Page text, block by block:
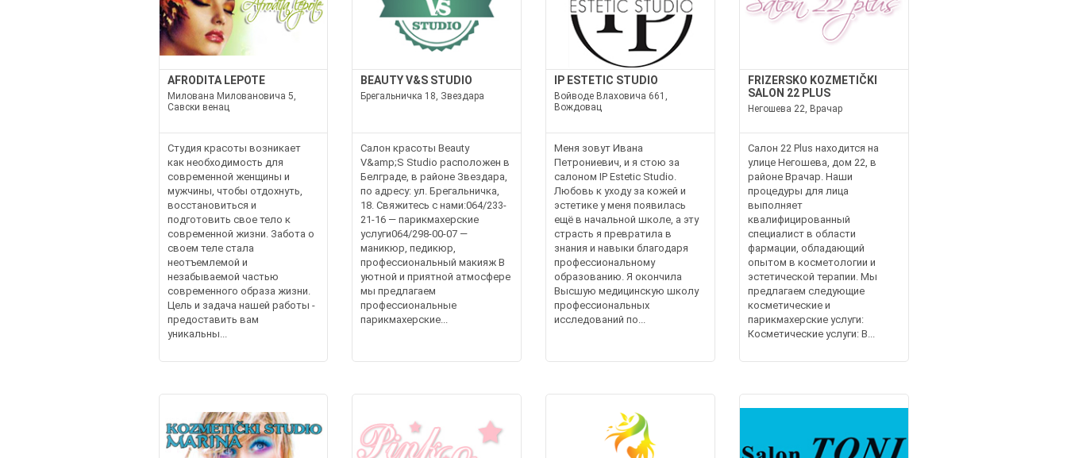
AFRODITA LEPOTE
Милована Миловановича 5,
Савски венац
Студия красоты возникает
как необходимость для
современной женщины и
мужчины, чтобы отдохнуть,
восстановиться и
подготовить свое тело к
современной жизни. Забота о
своем теле стала
неотъемлемой и
незабываемой частью
современного образа жизни.
Цель и задача нашей работы -
предоставить вам
уникальны...
BEAUTY V&S STUDIO
Брегальничка 18, Звездара
Салон красоты Beauty
V&amp;S Studio расположен в
Белграде, в районе Звездара,
по адресу: ул. Брегальничка,
18. Свяжитесь с нами:064/233-
21-16 — парикмахерские
услуги064/298-00-07 —
маникюр, педикюр,
профессиональный макияж В
уютной и приятной атмосфере
мы предлагаем
профессиональные
парикмахерские...
IP ESTETIC STUDIO
Войводе Влаховича 661,
Вождовац
Меня зовут Ивана
Петрониевич, и я стою за
салоном IP Estetic Studio.
Любовь к уходу за кожей и
эстетике у меня появилась
ещё в начальной школе, а эту
страсть я превратила в
знания и навыки благодаря
профессиональному
образованию. Я окончила
Высшую медицинскую школу
профессиональных
исследований по...
FRIZERSKO KOZMETIČKI
SALON 22 PLUS
Негошева 22, Врачар
Салон 22 Plus находится на
улице Негошева, дом 22, в
районе Врачар. Наши
процедуры для лица
выполняет
квалифицированный
специалист в области
фармации, обладающий
опытом в косметологии и
эстетической терапии. Мы
предлагаем следующие
косметические и
парикмахерские услуги:
Косметические услуги: В...